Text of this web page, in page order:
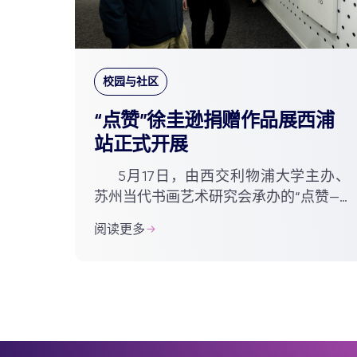
校园与社区
“点赞”徐圭逊捐赠作品展西浦
站正式开展
5月17日，由西交利物浦大学主办、
苏州当代书画艺术研究会承办的“点赞——
在西浦博物馆举行，为期一个月的展览
阅读更多